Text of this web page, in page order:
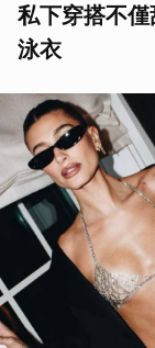
私下穿搭不
泳衣